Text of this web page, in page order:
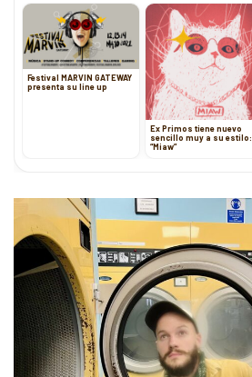
Festival MARVIN GATEWAY
presenta su line up
Ex Primos tiene nuevo
sencillo muy a su estilo:
“Miaw”